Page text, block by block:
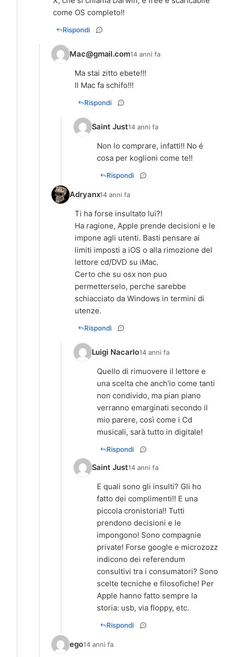
come OS completo!!
Rispondi
Mac@gmail.com14 anni fa
Ma stai zitto ebete!!!
Il Mac fa schifo!!!
Rispondi
Saint Just14 anni fa
Non lo comprare, infatti!! No é
cosa per koglioni come te!!
Rispondi
Adryanx14 anni fa
Ti ha forse insultato lui?!
Ha ragione, Apple prende decisioni e le
impone agli utenti. Basti pensare ai
limiti imposti a iOS o alla rimozione del
lettore cd/DVD su iMac.
Certo che su osx non puo
permetterselo, perche sarebbe
schiacciato da Windows in termini di
utenze.
Rispondi
Luigi Nacarlo14 anni fa
Quello di rimuovere il lettore e
una scelta che anch'io come tanti
non condivido, ma pian piano
verranno emarginati secondo il
mio parere, così come i Cd
musicali, sarà tutto in digitale!
Rispondi
Saint Just14 anni fa
E quali sono gli insulti? Gli ho
fatto dei complimenti!! E una
piccola cronistoria!! Tutti
prendono decisioni e le
impongono! Sono compagnie
private! Forse google e microzozz
indicono dei referendum
consultivi tra i consumatori? Sono
scelte tecniche e filosofiche! Per
Apple hanno fatto sempre la
storia: usb, via floppy, etc.
Rispondi
ego14 anni fa